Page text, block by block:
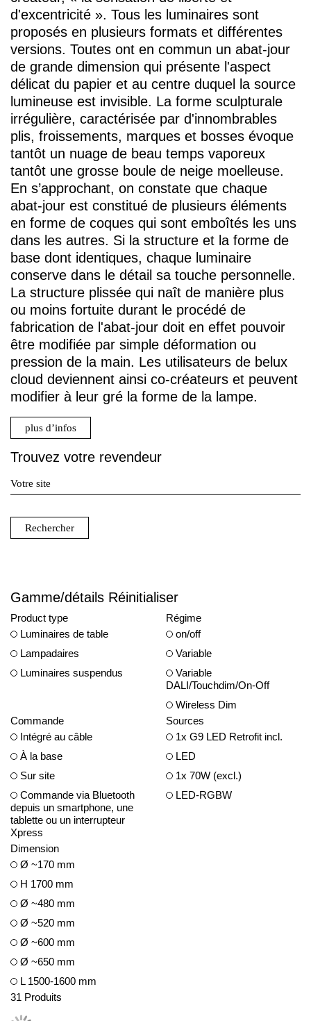
d'excentricité ». Tous les luminaires sont
proposés en plusieurs formats et différentes
versions. Toutes ont en commun un abat-jour
de grande dimension qui présente l'aspect
délicat du papier et au centre duquel la source
lumineuse est invisible. La forme sculpturale
irrégulière, caractérisée par d'innombrables
plis, froissements, marques et bosses évoque
tantôt un nuage de beau temps vaporeux
tantôt une grosse boule de neige moelleuse.
En s’approchant, on constate que chaque
abat-jour est constitué de plusieurs éléments
en forme de coques qui sont emboîtés les uns
dans les autres. Si la structure et la forme de
base dont identiques, chaque luminaire
conserve dans le détail sa touche personnelle.
La structure plissée qui naît de manière plus
ou moins fortuite durant le procédé de
fabrication de l'abat-jour doit en effet pouvoir
être modifiée par simple déformation ou
pression de la main. Les utilisateurs de belux
cloud deviennent ainsi co-créateurs et peuvent
modifier à leur gré la forme de la lampe.
plus d’infos
Trouvez votre revendeur
Rechercher
Gamme/détails Réinitialiser
Product type
Luminaires de table
Lampadaires
Luminaires suspendus
Régime
on/off
Variable
Variable
DALI/Touchdim/On-Off
Wireless Dim
Commande
Intégré au câble
À la base
Sur site
Commande via Bluetooth
depuis un smartphone, une
tablette ou un interrupteur
Xpress
Sources
1x G9 LED Retrofit incl.
LED
1x 70W (excl.)
LED-RGBW
Dimension
Ø ~170 mm
H 1700 mm
Ø ~480 mm
Ø ~520 mm
Ø ~600 mm
Ø ~650 mm
L 1500-1600 mm
31 Produits